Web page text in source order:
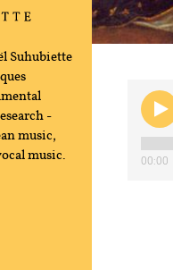
Suhubiette
-
music,
music.
00:00